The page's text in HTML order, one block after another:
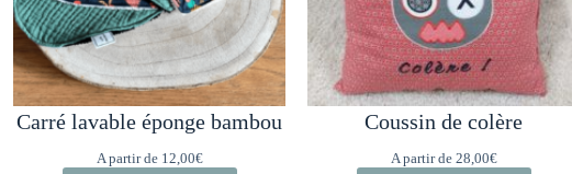
Carré lavable éponge bambou
A partir de 12,00€
Coussin de colère
A partir de 28,00€